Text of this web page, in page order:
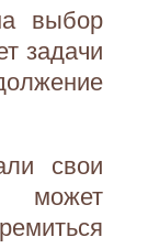
выбор
задачи
свои